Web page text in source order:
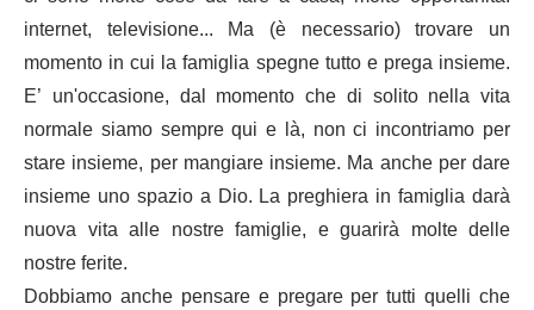
internet, televisione... Ma (è necessario) trovare un
momento in cui la famiglia spegne tutto e prega insieme.
E’ un'occasione, dal momento che di solito nella vita
normale siamo sempre qui e là, non ci incontriamo per
stare insieme, per mangiare insieme. Ma anche per dare
insieme uno spazio a Dio. La preghiera in famiglia darà
nuova vita alle nostre famiglie, e guarirà molte delle
nostre ferite.
Dobbiamo anche pensare e pregare per tutti quelli che